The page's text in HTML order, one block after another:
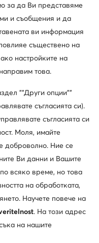
за да Ви представяме
и съобщения и да
ви информация
съществено на
настройките на
това.
""Други опции""
съгласията си).
съгласията си
Моля, имайте
доброволно. Ние се
Ви данни и Вашите
всяко време, но това
на обработката,
Научете повече на
. На този адрес
на нашите